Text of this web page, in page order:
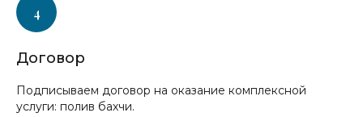
Договор
Подписываем договор на оказание комплексной
услуги: полив бахчи.